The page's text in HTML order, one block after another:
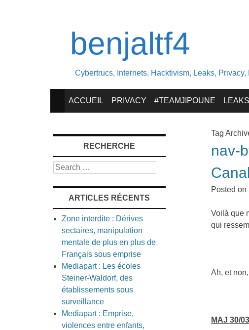
benjaltf4
Cybertrucs, Internets, Hacktivism, Leaks,
SKIP
CONTENT
ACCUEIL PRIVACY #TEAMJIPOUNE LEAKS
Tag
nav-
Posted on
Voilà que
qui
Ah, et
MAJ 30/
RECHERCHE
Search
ARTICLES RÉCENTS
Zone interdite : Dérives
sectaires, manipulation
mentale de plus en plus de
Français sous emprise
Mediapart : Les écoles
Steiner-Waldorf, des
établissements sous
surveillance
Mediapart : Emprise,
violences entre enfants,